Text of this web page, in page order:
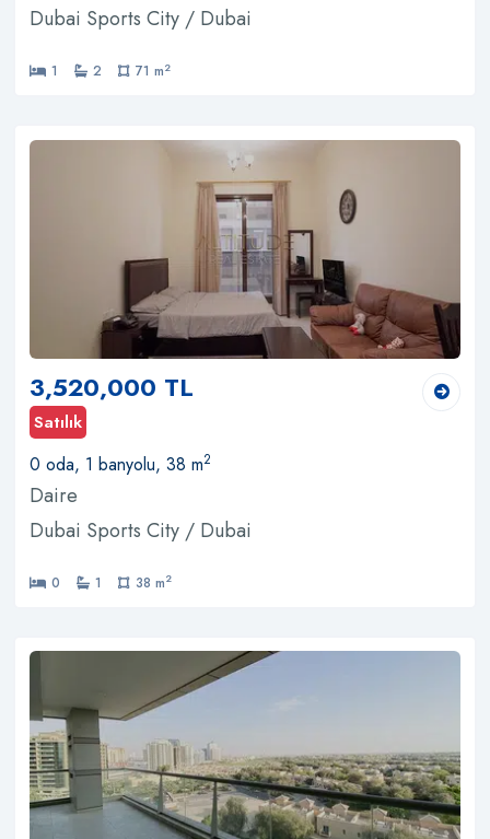
Dubai Sports City / Dubai
1 2 71 m2
3,520,000 TL
Satılık
0 oda, 1 banyolu, 38 m2
Daire
Dubai Sports City / Dubai
0 1 38 m2